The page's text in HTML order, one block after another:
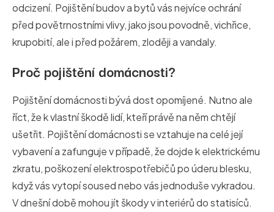
odcizení. Pojištění budov a bytů vás nejvíce ochrání
před povětrnostními vlivy, jako jsou povodně, vichřice,
krupobití, ale i před požárem, zloději a vandaly.
Proč pojištění domácnosti?
Pojištění domácnosti bývá dost opomíjené. Nutno ale
říct, že k vlastní škodě lidí, kteří právě na něm chtějí
ušetřit. Pojištění domácnosti se vztahuje na celé její
vybavení a zafunguje v případě, že dojde k elektrickému
zkratu, poškození elektrospotřebičů po úderu blesku,
když vás vytopí soused nebo vás jednoduše vykradou.
V dnešní době mohou jít škody v interiérů do statisíců.